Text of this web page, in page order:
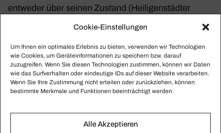
Cookie-Einstellungen
Um Ihnen ein optimales Erlebnis zu bieten, verwenden wir Technologien
wie Cookies, um Geräteinformationen zu speichern bzw. darauf
zuzugreifen. Wenn Sie diesen Technologien zustimmen, können wir Daten
wie das Surfverhalten oder eindeutige IDs auf dieser Website verarbeiten.
Wenn Sie Ihre Zustimmung nicht erteilen oder zurückziehen, können
bestimmte Merkmale und Funktionen beeinträchtigt werden.
Alle Akzeptieren
entweder über seinen Zustand (Heili­gen­städter
). Selbst die Art, wie er
Musik schrieb, unter­schied sich grund­sätz­lich von
jener Mozarts: DessenZauber­flöten-Auto­graf
scheint wie aus einem Gedanken auf das Papier
geflossen zu sein. An manchen Stellen löst sich die
Stellen um mit Rotwein verdünnte Farbe. Mozart war
berauscht und kippte einfach nach, als er kompo­